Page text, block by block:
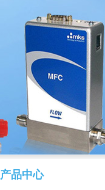
产品中心